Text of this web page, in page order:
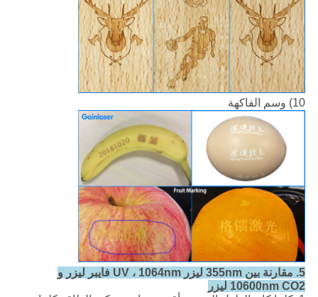
10) وسم الفاكهة
5. مقارنة بين 355nm ليزر UV ، 1064nm فايبر ليزر و
10600nm CO2 ليزر